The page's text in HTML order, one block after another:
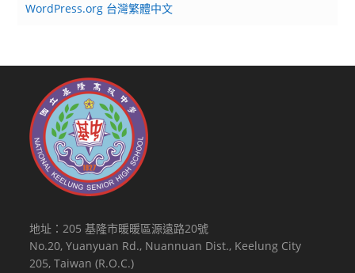
WordPress.org 台灣繁體中文
地址：205 基隆市暖暖區源遠路20號
No.20, Yuanyuan Rd., Nuannuan Dist., Keelung City
205, Taiwan (R.O.C.)